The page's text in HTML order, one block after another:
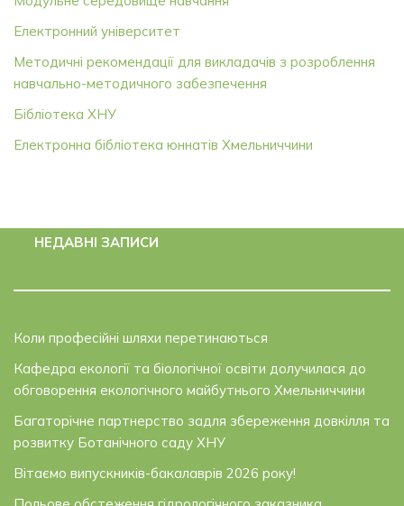
Електронний університет
Методичні рекомендації для викладачів з розроблення
навчально-методичного забезпечення
Бібліотека ХНУ
Електронна бібліотека юннатів Хмельниччини
НЕДАВНІ ЗАПИСИ
Коли професійні шляхи перетинаються
Кафедра екології та біологічної освіти долучилася до
обговорення екологічного майбутнього Хмельниччини
Багаторічне партнерство задля збереження довкілля та
розвитку Ботанічного саду ХНУ
Вітаємо випускників-бакалаврів 2026 року!